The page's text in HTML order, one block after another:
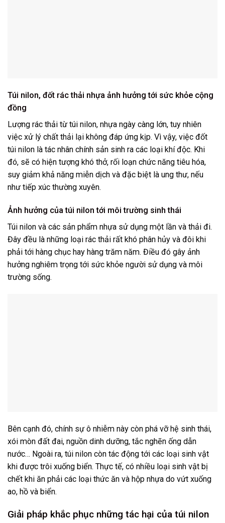
Túi nilon, đốt rác thải nhựa ảnh hưởng tới sức khỏe cộng
đồng
Lượng rác thải từ túi nilon, nhựa ngày càng lớn, tuy nhiên
việc xử lý chất thải lại không đáp ứng kịp. Vì vậy, việc đốt
túi nilon là tác nhân chính sản sinh ra các loại khí độc. Khi
đó, sẽ có hiện tượng khó thở, rối loạn chức năng tiêu hóa,
suy giảm khả năng miễn dịch và đặc biệt là ung thư, nếu
như tiếp xúc thường xuyên.
Ảnh hưởng của túi nilon tới môi trường sinh thái
Túi nilon và các sản phẩm nhựa sử dụng một lần và thải đi.
Đây đều là những loại rác thải rất khó phân hủy và đôi khi
phải tới hàng chục hay hàng trăm năm. Điều đó gây ảnh
hưởng nghiêm trọng tới sức khỏe người sử dụng và môi
trường sống.
Bên cạnh đó, chính sự ô nhiễm này còn phá vỡ hệ sinh thái,
xói mòn đất đai, nguồn dinh dưỡng, tắc nghẽn ống dẫn
nước… Ngoài ra, túi nilon còn tác động tới các loại sinh vật
khi được trôi xuống biển. Thực tế, có nhiều loại sinh vật bị
chết khi ăn phải các loại thức ăn và hộp nhựa do vứt xuống
ao, hồ và biển.
Giải pháp khắc phục những tác hại của túi nilon